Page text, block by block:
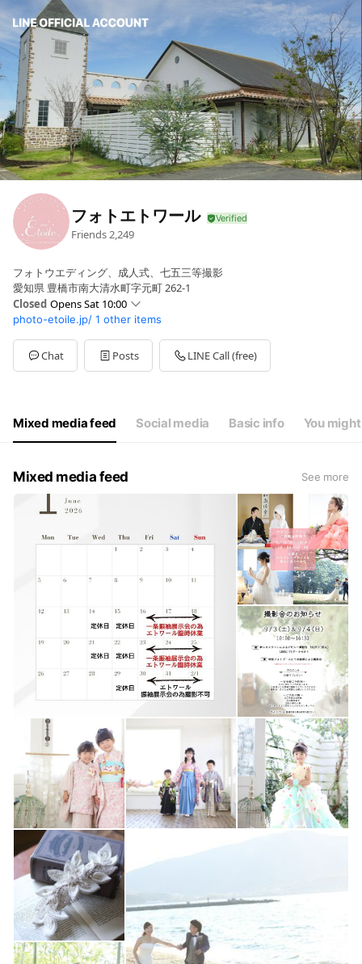
フォトエトワール
Friends2,249
フォトウエディング、成人式、七五三等撮影
愛知県 豊橋市南大清水町字元町 262-1
Closed Opens Sat 10:00
Sun10:00 - 18:00
Mon10:00 - 18:00
Tue10:00 - 18:00
Wed10:00 - 18:00
Sat
10:00 - 18:00
定休日：毎週木曜日、第二/第三水曜日
photo-etoile.jp/ 1 other items
Chat Posts LINE Call (free)
Mixed media feed Social media Basic info You
Mixed media feed See more